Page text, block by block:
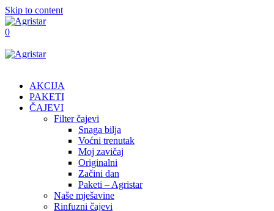
Skip to content
0
AKCIJA
PAKETI
ČAJEVI
Filter čajevi
Snaga bilja
Voćni trenutak
Moj zavičaj
Originalni
Začini dan
Paketi – Agristar
Naše mješavine
Rinfuzni čajevi